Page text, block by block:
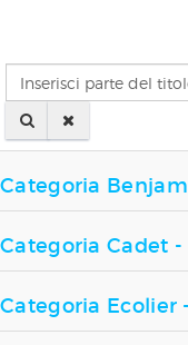
Inserisci
parte
del
titolo
Categoria
Categoria Cadet
Categoria Ecolier